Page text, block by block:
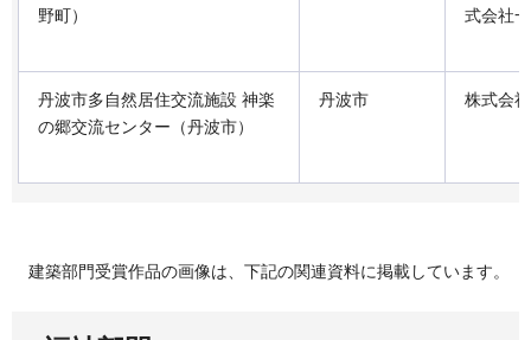
野町）
式会社
丹波市多自然居住交流施設 神楽
の郷交流センター（丹波市）
丹波市 株式会
建築部門受賞作品の画像は、下記の関連資料に掲載しています。